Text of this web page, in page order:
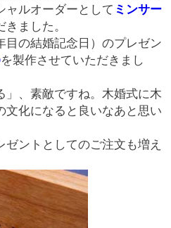
ャルオーダーとして ミンサー
ました。
の結婚記念日）のプレゼン
を製作させていただきまし
」、素敵ですね。木婚式に木
文化になると良いなあと思い
ントとしてのご注文も増え